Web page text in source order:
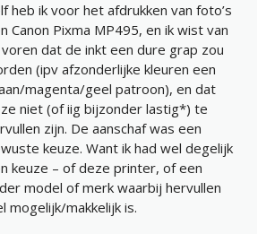
heb ik voor het afdrukken van foto’s
Canon Pixma MP495, en ik wist van
dat de inkt een dure grap zou
(ipv afzonderlijke kleuren een
magenta/geel patroon), en dat
niet (of iig bijzonder lastig*) te
zijn. De aanschaf was een
keuze. Want ik had wel degelijk
keuze – of deze printer, of een
model of merk waarbij hervullen
mogelijk/makkelijk is.